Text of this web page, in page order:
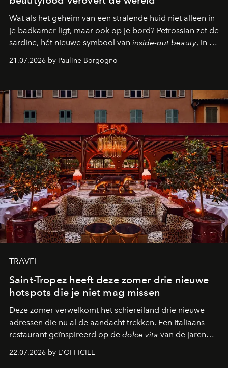
Wat als het geheim van een stralende huid niet alleen in
je badkamer ligt, maar ook op je bord? Petrossian zet de
sardine, hét nieuwe symbool van inside-out beauty, in de
kijker met twee gastronomische creaties.
21.07.2026 by Pauline Borgogno
TRAVEL
Saint-Tropez heeft deze zomer drie nieuwe
hotspots die je niet mag missen
Deze zomer verwelkomt het schiereiland drie nieuwe
adressen die nu al de aandacht trekken. Een Italiaans
restaurant geïnspireerd op de dolce vita van de jaren
zestig, een Japanse hotspot die na zonsondergang
verandert in een bruisende ontmoetingsplek en de
22.07.2026 by L'OFFICIEL